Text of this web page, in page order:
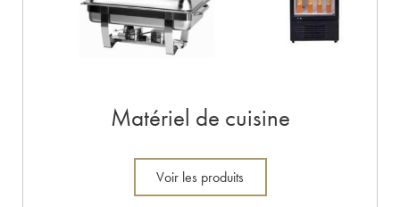
Matériel de cuisine
Voir les produits